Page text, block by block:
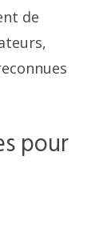
de
pour